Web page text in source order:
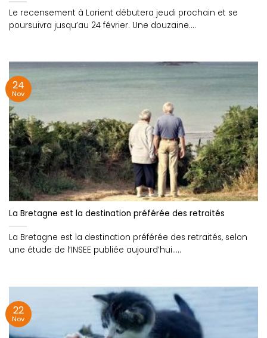
Le recensement à Lorient débutera jeudi prochain et se
poursuivra jusqu’au 24 février. Une douzaine....
La Bretagne est la destination préférée des retraités
La Bretagne est la destination préférée des retraités, selon
une étude de l’INSEE publiée aujourd’hui.....
24
Nov
22
Nov